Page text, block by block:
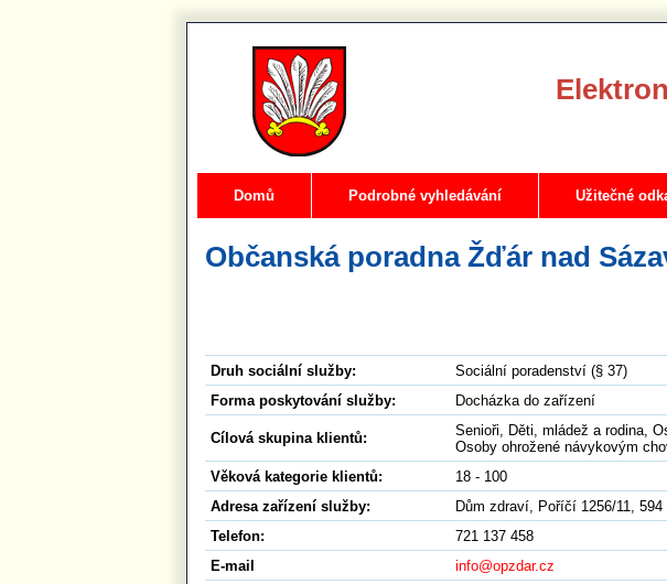
Domů Podrobné vyhledávání Užitečné
Občanská poradna Žďár nad
Druh sociální služby:
Sociální poradenství (§ 37)
Forma poskytování služby:
Docházka do zařízení
Cílová skupina klientů:
Senioři, Děti, mládež a rodina,
Osoby ohrožené návykovým
Věková kategorie klientů:
18 - 100
Adresa zařízení služby:
Dům zdraví, Poříčí 1256/11,
Telefon:
721 137 458
E-mail
info@opzdar.cz